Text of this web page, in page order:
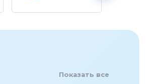
Показать все